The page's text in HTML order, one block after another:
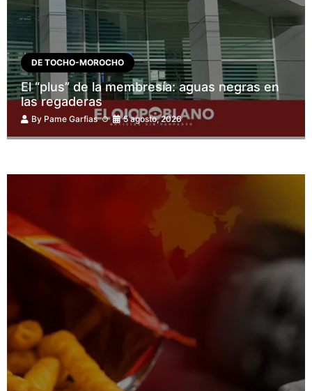
DE TOCHO-MOROCHO
El “plus” de la membresía: aguas negras en
las regaderas
By Pame Garfias 5 agosto, 2026